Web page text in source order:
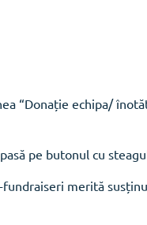
“Donație echipa/
pe butonul cu
merită